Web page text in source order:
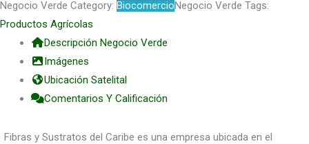
Negocio Verde Category: BiocomercioNegocio Verde Tags:
Productos Agrícolas
Descripción Negocio Verde
Imágenes
Ubicación Satelital
Comentarios Y Calificación
Fibras y Sustratos del Caribe es una empresa ubicada en el